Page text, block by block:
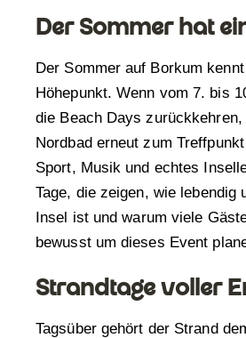
Der Sommer hat
Der Sommer auf Borkum
Höhepunkt. Wenn vom 7. bis
die Beach Days zurückkehren,
Nordbad erneut zum
Sport, Musik und echtes
Tage, die zeigen, wie lebendig
Insel ist und warum viele
bewusst um dieses Event
Strandtage voller
Tagsüber gehört der Strand